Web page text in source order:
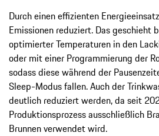
Durch einen effizienten
Emissionen reduziert. Das geschieht
optimierter Temperaturen in den
oder mit einer Programmierung der
sodass diese während der
Sleep-Modus fallen. Auch der
deutlich reduziert werden, da seit
Produktionsprozess ausschließlich
Brunnen verwendet wird.